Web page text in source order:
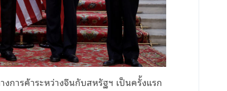
การค้าระหว่างจีนกับสหรัฐฯ เป็นครั้งแรก